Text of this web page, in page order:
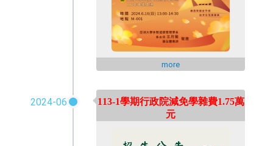
more
2024-06 113-1學期行政院減免學雜費1.75萬
元